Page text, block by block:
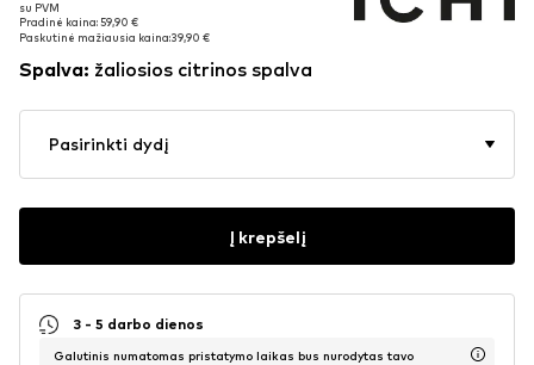
su PVM
Pradinė kaina: 59,90 €
Paskutinė mažiausia kaina:39,90 €
su PVM
Pradinė kaina: 59,90 €
Paskutinė mažiausia kaina:39,90 €
Spalva: žaliosios citrinos spalva
Pasirinkti dydį
Į krepšelį
3 - 5 darbo dienos
Galutinis numatomas pristatymo laikas bus nurodytas tavo